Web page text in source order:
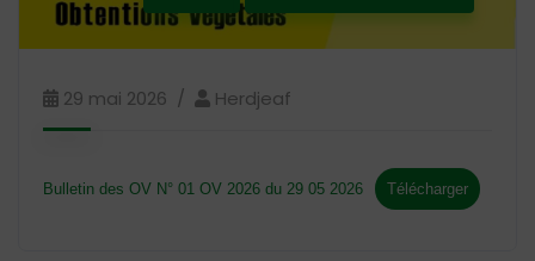
29 mai 2026 Herdjeaf
Bulletin des OV N° 01 OV 2026 du 29 05 2026 Télécharger